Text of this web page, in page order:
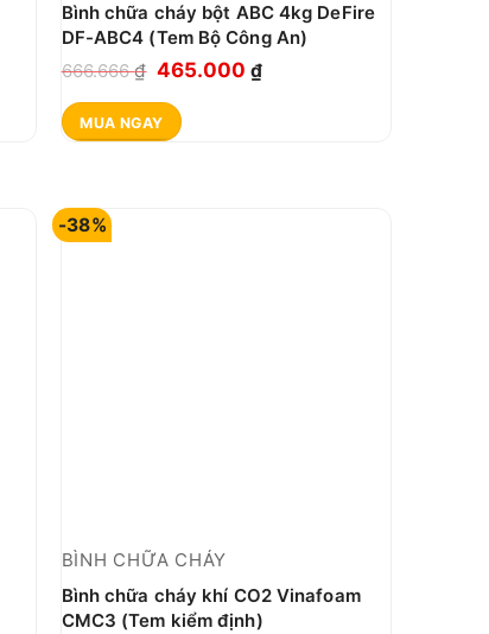
Bình chữa cháy bột ABC 4kg DeFire
DF-ABC4 (Tem Bộ Công An)
666.666₫ Giá
gốc
là:
465.000 ₫Giá
MUA NGAY
-38%
BÌNH CHỮA CHÁY
Bình chữa cháy khí CO2 Vinafoam
CMC3 (Tem kiểm định)